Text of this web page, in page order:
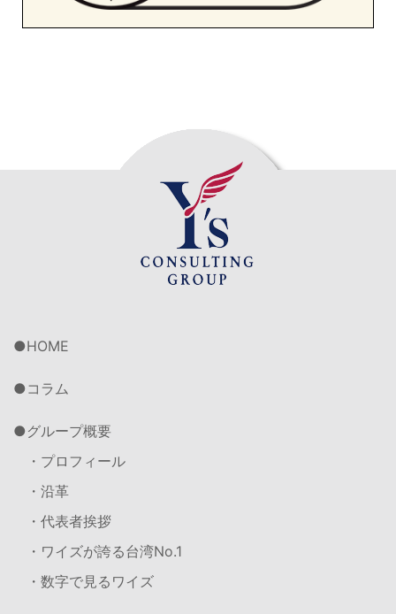
HOME
コラム
グループ概要
・プロフィール
・沿革
・代表者挨拶
・ワイズが誇る台湾No.1
・数字で見るワイズ